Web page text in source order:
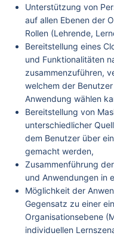
Unterstützung von
auf allen Ebenen der
Rollen (Lehrende,
Bereitstellung eines
und Funktionalitäten
zusammenzuführen,
welchem der
Anwendung wählen
Bereitstellung von
unterschiedlicher
dem Benutzer über
gemacht werden,
Zusammenführung
und Anwendungen in
Möglichkeit der
Gegensatz zu einer
Organisationsebene
individuellen